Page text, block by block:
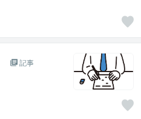
記事